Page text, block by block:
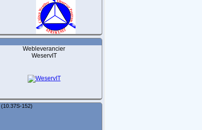
Webleverancier
WeservIT
(10.37S-152)